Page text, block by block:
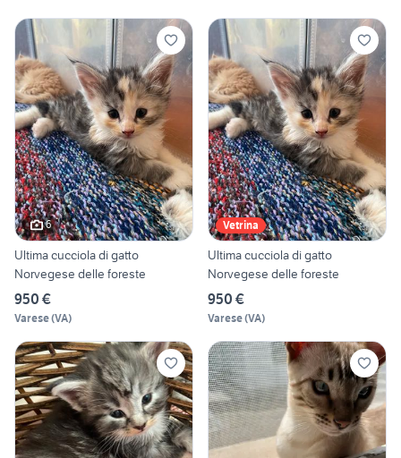
6
Ultima cucciola di gatto
Norvegese delle foreste
950 €
Varese(VA)
Vetrina
Ultima cucciola di gatto
Norvegese delle foreste
950 €
Varese(VA)